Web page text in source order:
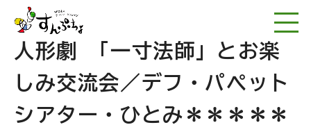
NPO法人アートワー
人形劇 「一寸法師」とお楽
しみ交流会／デフ・パペット
シアター・ひとみ＊＊＊＊＊